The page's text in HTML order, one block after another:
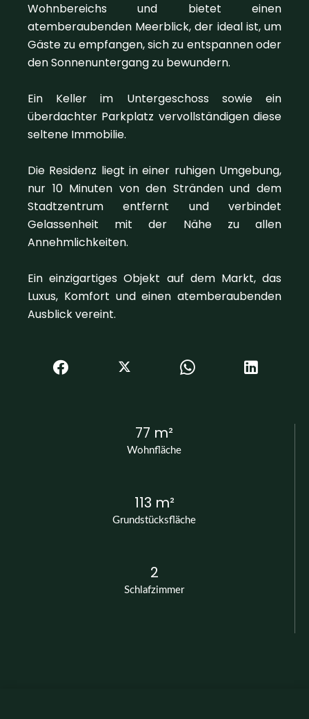
Wohnfläche
77 m²
Grundstücksfläche
113 m²
Schlafzimmer
2
Wohnbereichs und bietet einen
atemberaubenden Meerblick, der ideal ist, um
Gäste zu empfangen, sich zu entspannen oder
den Sonnenuntergang zu bewundern.
Ein Keller im Untergeschoss sowie ein
überdachter Parkplatz vervollständigen diese
seltene Immobilie.
Die Residenz liegt in einer ruhigen Umgebung,
nur 10 Minuten von den Stränden und dem
Stadtzentrum entfernt und verbindet
Gelassenheit mit der Nähe zu allen
Annehmlichkeiten.
Ein einzigartiges Objekt auf dem Markt, das
Luxus, Komfort und einen atemberaubenden
Ausblick vereint.